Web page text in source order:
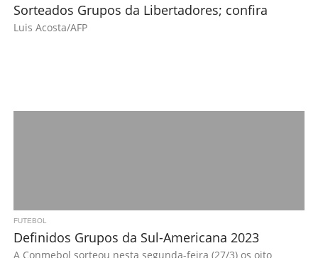
Sorteados Grupos da Libertadores; confira
Luis Acosta/AFP
FUTEBOL
Definidos Grupos da Sul-Americana 2023
A Conmebol sorteou nesta segunda-feira (27/3) os oito